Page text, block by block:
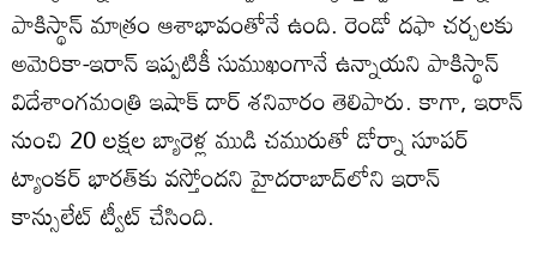
పాకిస్థాన్‌ మాత్రం ఆశాభావంతోనే ఉంది. రెండో దఫా చర్చలకు
అమెరికా-ఇరాన్‌ ఇప్పటికీ సుముఖంగానే ఉన్నాయని పాకిస్థాన్‌
విదేశాంగమంత్రి ఇషాక్‌ దార్‌ శనివారం తెలిపారు. కాగా, ఇరాన్‌
నుంచి 20 లక్షల బ్యారెళ్ల ముడి చమురుతో డోర్నా సూపర్‌
ట్యాంకర్‌ భారత్‌కు వస్తోందని హైదరాబాద్‌లోని ఇరాన్‌
కాన్సులేట్‌ ట్వీట్‌ చేసింది.